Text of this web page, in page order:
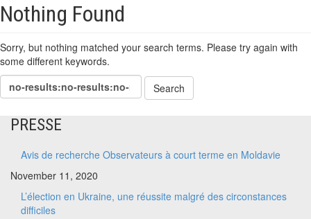
Nothing Found
Sorry, but nothing matched your search terms. Please try again with
some different keywords.
PRESSE
Avis de recherche Observateurs à court terme en Moldavie
November 11, 2020
L’élection en Ukraine, une réussite malgré des circonstances
difficiles